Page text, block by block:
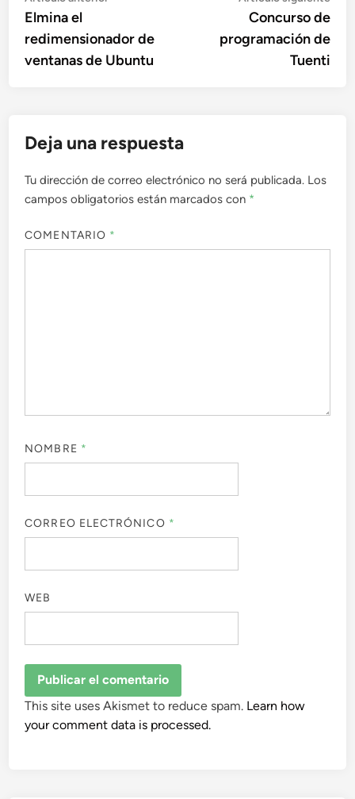
de
entradas
Elmina el
redimensionador de
ventanas de Ubuntu
Concurso de
programación de
Tuenti
Deja una respuesta
Tu dirección de correo electrónico no será publicada. Los
campos obligatorios están marcados con *
COMENTARIO *
NOMBRE *
CORREO ELECTRÓNICO *
WEB
This site uses Akismet to reduce spam. Learn how
your comment data is processed.